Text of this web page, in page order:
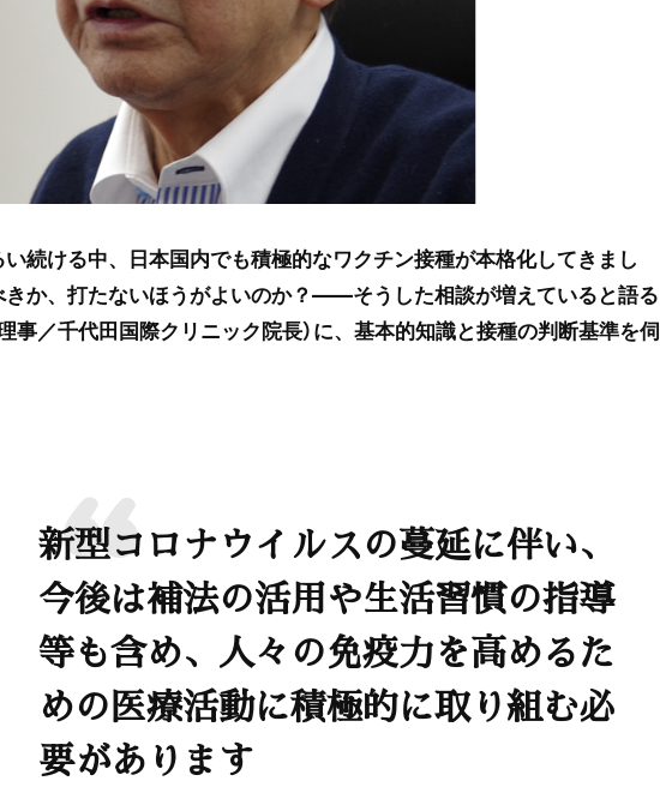
続ける中、日本国内でも積極的なワクチン接種が本格化してきまし
か、打たないほうがよいのか？――そうした相談が増えていると語る
事／千代田国際クリニック院長）に、基本的知識と接種の判断基準を伺
新型コロナウイルスの蔓延に伴い、
今後は補法の活用や生活習慣の指導
等も含め、人々の免疫力を高めるた
めの医療活動に積極的に取り組む必
要があります